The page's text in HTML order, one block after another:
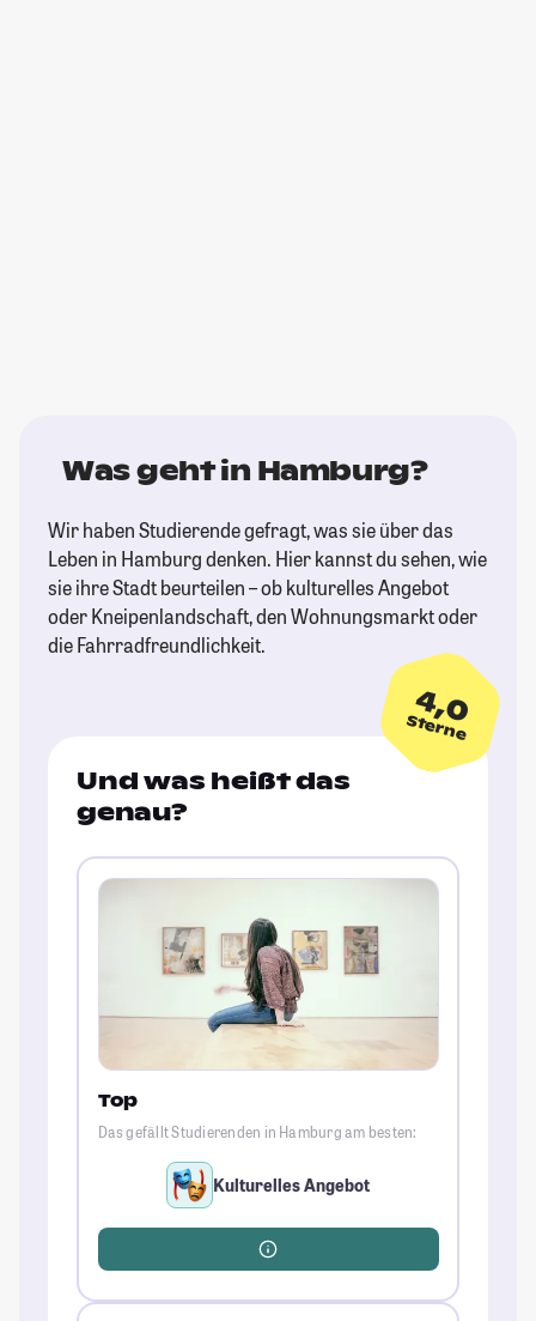
Was geht in Hamburg?
Wir haben Studierende gefragt, was sie über das
Leben in Hamburg denken. Hier kannst du sehen, wie
sie ihre Stadt beurteilen – ob kulturelles Angebot
oder Kneipenlandschaft, den Wohnungsmarkt oder
die Fahrradfreundlichkeit.
4,0
Sterne
Und was heißt das
genau?
Top
Das gefällt Studierenden in Hamburg am besten:
Kulturelles Angebot